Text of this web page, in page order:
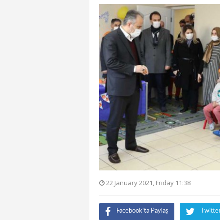
22 January 2021, Friday 11:38
Facebook'ta Paylaş